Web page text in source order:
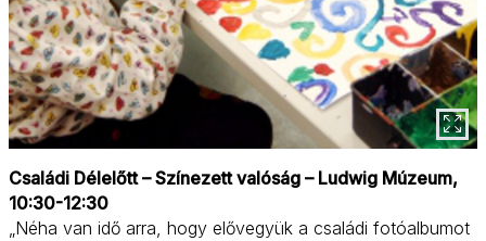
Családi Délelőtt – Színezett valóság – Ludwig Múzeum,
10:30-12:30
„Néha van idő arra, hogy elővegyük a családi fotóalbumot